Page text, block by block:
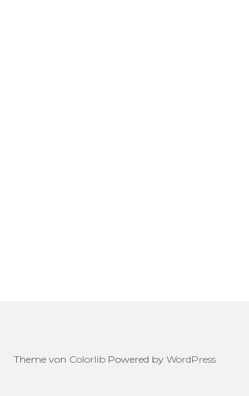
Theme von ColorlibPowered by WordPress